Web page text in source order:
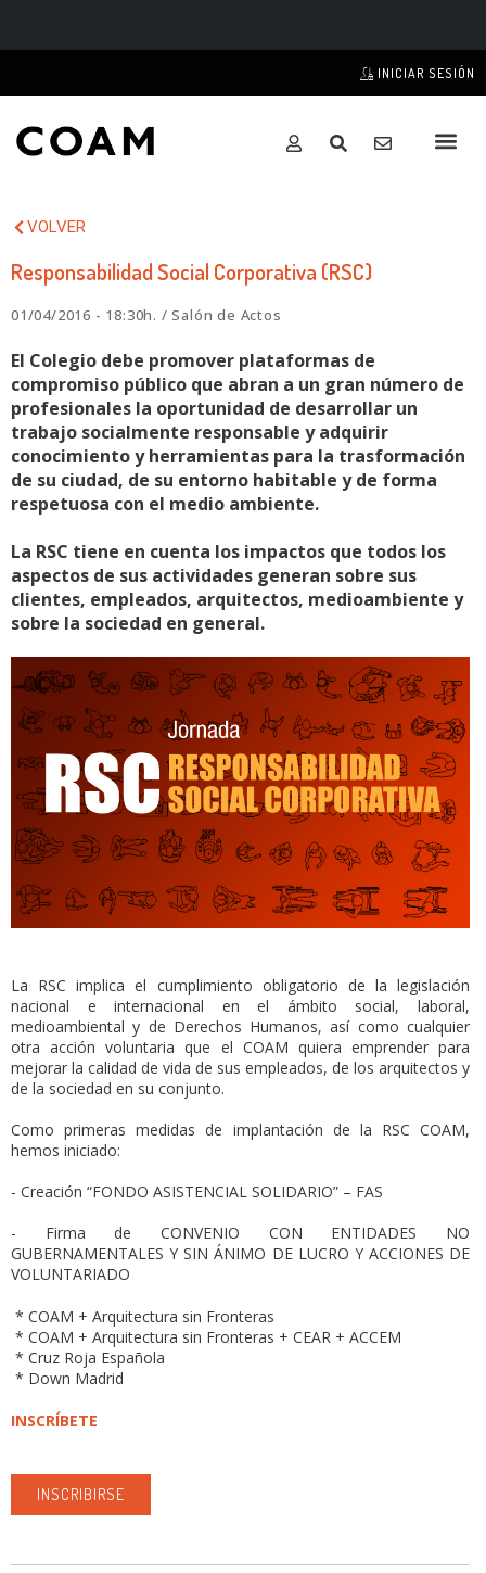
INICIAR SESIÓN
VOLVER
Responsabilidad Social Corporativa (RSC)
01/04/2016 - 18:30h. / Salón de Actos
El Colegio debe promover plataformas de
compromiso público que abran a un gran número de
profesionales la oportunidad de desarrollar un
trabajo socialmente responsable y adquirir
conocimiento y herramientas para la trasformación
de su ciudad, de su entorno habitable y de forma
respetuosa con el medio ambiente.
La RSC tiene en cuenta los impactos que todos los
aspectos de sus actividades generan sobre sus
clientes, empleados, arquitectos, medioambiente y
sobre la sociedad en general.
La RSC implica el cumplimiento obligatorio de la legislación
nacional e internacional en el ámbito social, laboral,
medioambiental y de Derechos Humanos, así como cualquier
otra acción voluntaria que el COAM quiera emprender para
mejorar la calidad de vida de sus empleados, de los arquitectos y
de la sociedad en su conjunto.
Como primeras medidas de implantación de la RSC COAM,
hemos iniciado:
- Creación “FONDO ASISTENCIAL SOLIDARIO” – FAS
- Firma de CONVENIO CON ENTIDADES NO
GUBERNAMENTALES Y SIN ÁNIMO DE LUCRO Y ACCIONES DE
VOLUNTARIADO
* COAM + Arquitectura sin Fronteras
* COAM + Arquitectura sin Fronteras + CEAR + ACCEM
* Cruz Roja Española
* Down Madrid
INSCRÍBETE
INSCRIBIRSE